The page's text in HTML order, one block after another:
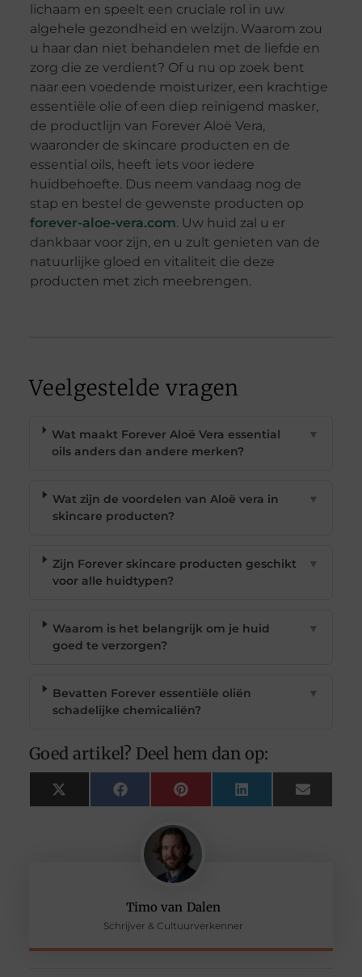
Timo van Dalen
Schrijver & Cultuurverkenner
lichaam en speelt een cruciale rol in uw
algehele gezondheid en welzijn. Waarom zou
u haar dan niet behandelen met de liefde en
zorg die ze verdient? Of u nu op zoek bent
naar een voedende moisturizer, een krachtige
essentiële olie of een diep reinigend masker,
de productlijn van Forever Aloë Vera,
waaronder de skincare producten en de
essential oils, heeft iets voor iedere
huidbehoefte. Dus neem vandaag nog de
stap en bestel de gewenste producten op
forever-aloe-vera.com. Uw huid zal u er
dankbaar voor zijn, en u zult genieten van de
natuurlijke gloed en vitaliteit die deze
producten met zich meebrengen.
Veelgestelde vragen
Wat maakt Forever Aloë Vera essential
oils anders dan andere merken?
▼
Wat zijn de voordelen van Aloë vera in
skincare producten?
▼
Zijn Forever skincare producten geschikt
voor alle huidtypen?
▼
Waarom is het belangrijk om je huid
goed te verzorgen?
▼
Bevatten Forever essentiële oliën
schadelijke chemicaliën?
▼
Goed artikel? Deel hem dan op:
X
(Twitter)
FacebookPinterest LinkedIn Email